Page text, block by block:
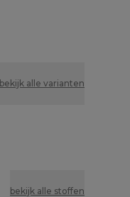
bekijk alle varianten
bekijk alle stoffen